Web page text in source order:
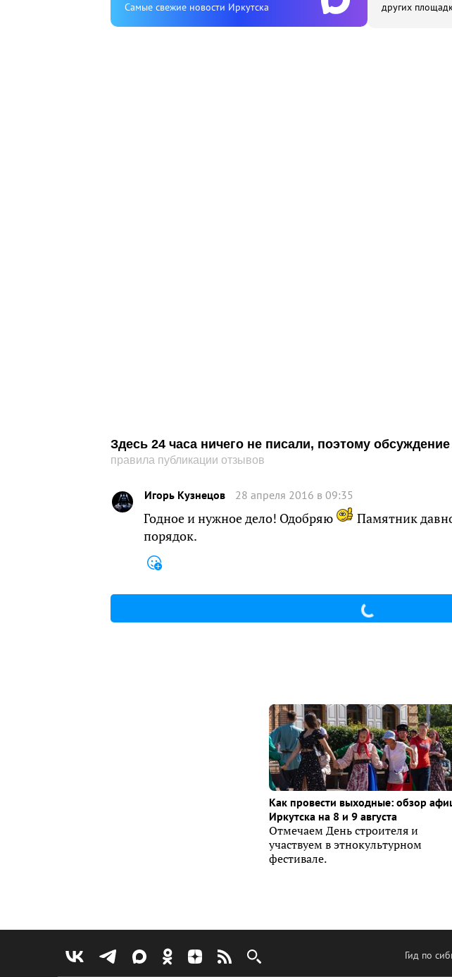
Cамые свежие новости Иркутска
других
Здесь 24 часа ничего не писали, поэтому
правила публикации отзывов
Игорь Кузнецов 28 апреля 2016 в 09:35
Годное и нужное дело! Одобряю
Памятник
порядок.
Как провести выходные: обзор
Иркутска на 8 и 9 августа
Отмечаем День строителя и
участвуем в этнокультурном
фестивале.
Гид по